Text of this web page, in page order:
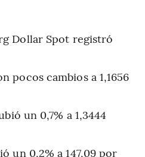
Dollar Spot registró
pocos cambios a 1,1656
un 0,7% a 1,3444
un 0,2% a 147,09 por